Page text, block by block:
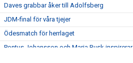
Daves grabbar åker till Adolfsberg
JDM-final för våra tjejer
Ödesmatch för herrlaget
Pontus Johansson och Maria Busk inspirerar